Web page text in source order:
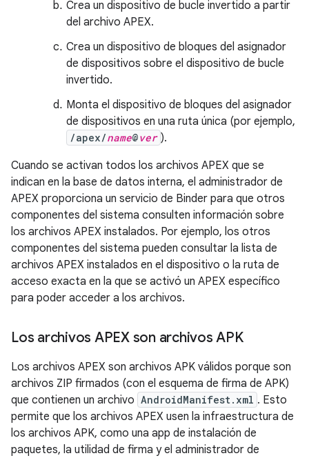
Crea un dispositivo de bucle invertido a partir
del archivo APEX.
Crea un dispositivo de bloques del asignador
de dispositivos sobre el dispositivo de bucle
invertido.
Monta el dispositivo de bloques del asignador
de dispositivos en una ruta única (por ejemplo,
/apex/name@ver ).
Cuando se activan todos los archivos APEX que se
indican en la base de datos interna, el administrador de
APEX proporciona un servicio de Binder para que otros
componentes del sistema consulten información sobre
los archivos APEX instalados. Por ejemplo, los otros
componentes del sistema pueden consultar la lista de
archivos APEX instalados en el dispositivo o la ruta de
acceso exacta en la que se activó un APEX específico
para poder acceder a los archivos.
Los archivos APEX son archivos APK
Los archivos APEX son archivos APK válidos porque son
archivos ZIP firmados (con el esquema de firma de APK)
que contienen un archivo AndroidManifest.xml . Esto
permite que los archivos APEX usen la infraestructura de
los archivos APK, como una app de instalación de
paquetes, la utilidad de firma y el administrador de